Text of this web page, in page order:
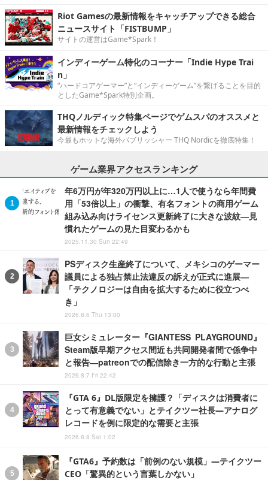
Riot Gamesの最新情報をキャッチアップできる総合
ニュースサイト「FISTBUMP」
サイトの運営はGame*Spark！
インディーゲーム特化のコーナー「Indie Hype Trai
n」
“ハードコアゲーマー”と“インディーゲーム”を繋げることを目的
としたGame*Spark特別企画。
THQノルディック特集ページでゲムスパのオススメと
最新情報をチェックしよう
今最もホットな海外パブリッシャー THQ Nordicを徹底特集！
ゲーム業界アクセスランキング
年6万円が年320万円以上に…1人で使うなら年間費
用「53倍以上」の衝撃、有名フォントの商用ゲーム
組み込み向けライセンス更新終了に大きな波紋―見
慣れたゲームの見た目変わるかも
2025.11.30 Sun 22:49
PSディスク生産終了について、メキシコのゲーマー
議員による独占禁止法違反の訴えが正式に進展―
「テクノロジーは自由を拡大するために役立つべ
き」
2026.8.6 Thu 13:00
巨女シミュレーター『GIANTESS PLAYGROUND』
Steam版早期アクセス間近も共同開発者間で係争中
と報告―patreonでの配信除き一方的な行動と主張
2026.8.7 Fri 22:42
『GTA 6』DL版限定を擁護？「ディスクは消費者に
とって有意義でない」とテイクツー社長―アナログ
レコードを例に限定的な需要と主張
2026.8.8 Sat 1:02
『GTA6』予約数は「前例のない規模」―テイクツー
CEO「驚異的という言葉しかない」